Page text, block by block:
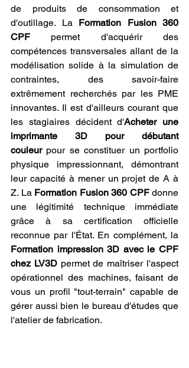
de produits de consommation et
d'outillage. La Formation Fusion 360
CPF permet d'acquérir des
compétences transversales allant de la
modélisation solide à la simulation de
contraintes, des savoir-faire
extrêmement recherchés par les PME
innovantes. Il est d'ailleurs courant que
les stagiaires décident d'Acheter une
imprimante 3D pour débutant
couleur pour se constituer un portfolio
physique impressionnant, démontrant
leur capacité à mener un projet de A à
Z. La Formation Fusion 360 CPF donne
une légitimité technique immédiate
grâce à sa certification officielle
Formation impression 3D avec le CPF
chez LV3D permet de maîtriser l'aspect
opérationnel des machines, faisant de
vous un profil "tout-terrain" capable de
gérer aussi bien le bureau d'études que
l'atelier de fabrication.